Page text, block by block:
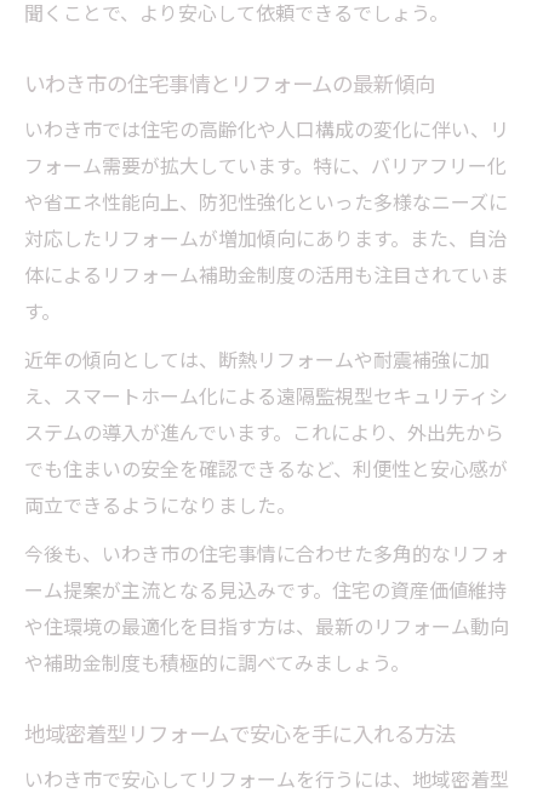
聞くことで、より安心して依頼できるでしょう。
いわき市の住宅事情とリフォームの最新傾向
いわき市では住宅の高齢化や人口構成の変化に伴い、リ
フォーム需要が拡大しています。特に、バリアフリー化
や省エネ性能向上、防犯性強化といった多様なニーズに
対応したリフォームが増加傾向にあります。また、自治
体によるリフォーム補助金制度の活用も注目されていま
す。
近年の傾向としては、断熱リフォームや耐震補強に加
え、スマートホーム化による遠隔監視型セキュリティシ
ステムの導入が進んでいます。これにより、外出先から
でも住まいの安全を確認できるなど、利便性と安心感が
両立できるようになりました。
今後も、いわき市の住宅事情に合わせた多角的なリフォ
ーム提案が主流となる見込みです。住宅の資産価値維持
や住環境の最適化を目指す方は、最新のリフォーム動向
や補助金制度も積極的に調べてみましょう。
地域密着型リフォームで安心を手に入れる方法
いわき市で安心してリフォームを行うには、地域密着型